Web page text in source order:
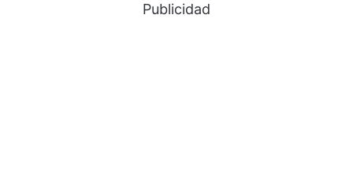
Publicidad